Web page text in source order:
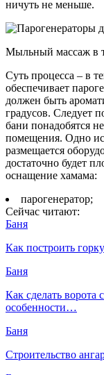
ничуть не меньше.
Мыльный массаж в
Суть процесса – в
обеспечивает
должен быть
градусов. Следует
бани понадобятся
помещения. Одно
размещается
достаточно будет
оснащение хамама:
парогенератор;
Сейчас читают:
Баня
Как построить
Баня
Как сделать
особенности…
Баня
Строительство